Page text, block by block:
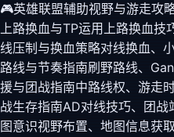
🎮英雄联盟辅助视野与游走攻
上路换血与TP运用 上路换血技
线压制与换血策略对线换血、
路线与节奏指南刷野路线、
援与团战指南中路线权、游走
战生存指南AD对线技巧、团战
图意识视野布置、地图信息获